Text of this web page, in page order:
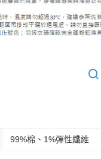
99%棉、1%彈性纖維